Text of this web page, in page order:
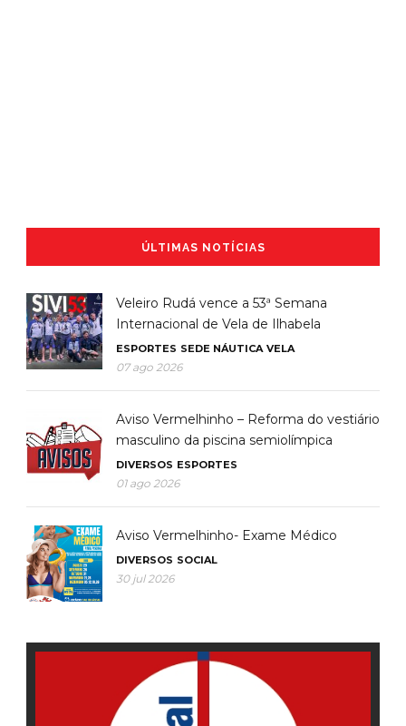
ÚLTIMAS NOTÍCIAS
Veleiro Rudá vence a 53ª Semana
Internacional de Vela de Ilhabela
ESPORTES SEDE NÁUTICA VELA
07 ago 2026
Aviso Vermelhinho – Reforma do vestiário
masculino da piscina semiolímpica
DIVERSOS ESPORTES
01 ago 2026
Aviso Vermelhinho- Exame Médico
DIVERSOS SOCIAL
30 jul 2026